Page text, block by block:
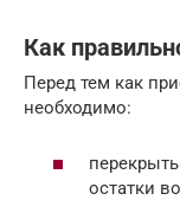
Как
Перед тем как
необходимо:
остатки